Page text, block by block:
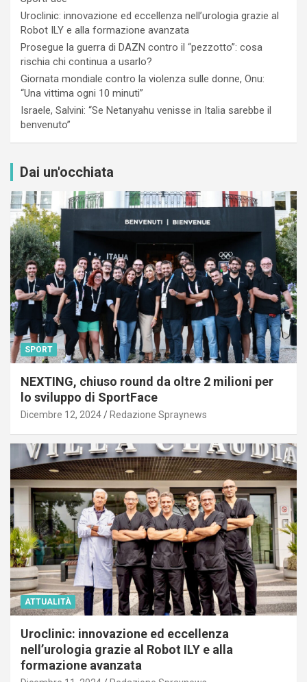
Uroclinic: innovazione ed eccellenza nell’urologia grazie al
Robot ILY e alla formazione avanzata
Prosegue la guerra di DAZN contro il “pezzotto”: cosa
rischia chi continua a usarlo?
Giornata mondiale contro la violenza sulle donne, Onu:
“Una vittima ogni 10 minuti”
Israele, Salvini: “Se Netanyahu venisse in Italia sarebbe il
benvenuto”
Dai un'occhiata
SPORT
NEXTING, chiuso round da oltre 2 milioni per
lo sviluppo di SportFace
Dicembre 12, 2024 Redazione Spraynews
ATTUALITÀ
Uroclinic: innovazione ed eccellenza
nell’urologia grazie al Robot ILY e alla
formazione avanzata